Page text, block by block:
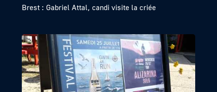
Brest : Gabriel Attal, candi visite la criée